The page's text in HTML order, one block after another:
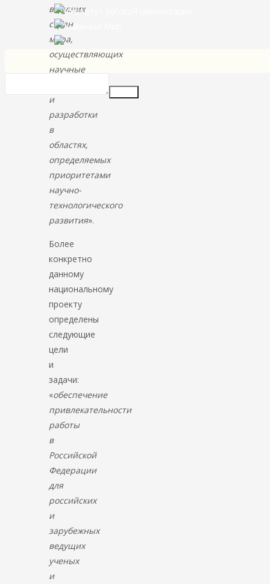
ведущих
стран
мира,
осуществляющих
научные
и
разработки
в
областях,
определяемых
приоритетами
научно-
технологического
развития».
Более
конкретно
данному
национальному
проекту
определены
следующие
цели
и
задачи:
«обеспечение
привлекательности
работы
в
Российской
Федерации
для
российских
и
зарубежных
ведущих
ученых
и